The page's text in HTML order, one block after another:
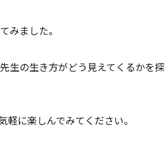
みました。
生の生き方がどう見えてくるかを探
に楽しんでみてください。